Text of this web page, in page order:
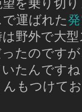
を乗り切
運ばれた
野外で大
たのです
たんです
もつけて